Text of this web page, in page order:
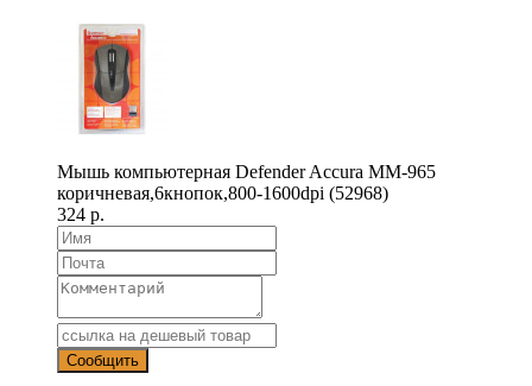
Мышь компьютерная Defender Accura MM-965
коричневая,6кнопок,800-1600dpi (52968)
324 р.